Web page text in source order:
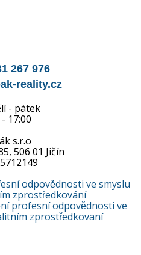
267 976
reality.cz
- pátek
17:00
s.r.o
506 01 Jičín
odpovědnosti ve smyslu
zprostředkování
profesní odpovědnosti ve
zprostředkovaní